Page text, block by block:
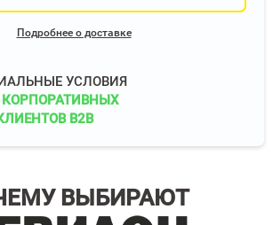
Подробнее о доставке
УСЛОВИЯ
B2B
ВЫБИРАЮТ